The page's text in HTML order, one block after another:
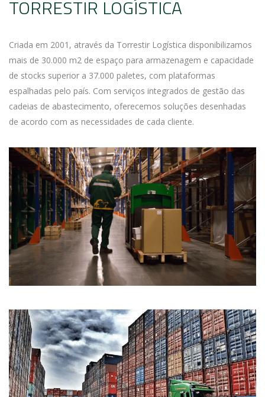
TORRESTIR LOGÍSTICA
Criada em 2001, através da Torrestir Logística disponibilizamos
mais de 30.000 m2 de espaço para armazenagem e capacidade
de stocks superior a 37.000 paletes, com plataformas
espalhadas pelo país. Com serviços integrados de gestão das
cadeias de abastecimento, oferecemos soluções desenhadas
de acordo com as necessidades de cada cliente.